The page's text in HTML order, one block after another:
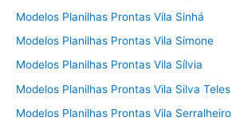
Modelos Planilhas Prontas Vila Sinhá
Modelos Planilhas Prontas Vila Simone
Modelos Planilhas Prontas Vila Sílvia
Modelos Planilhas Prontas Vila Silva Teles
Modelos Planilhas Prontas Vila Serralheiro